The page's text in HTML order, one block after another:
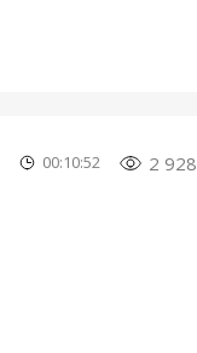
00:10:52
2 928